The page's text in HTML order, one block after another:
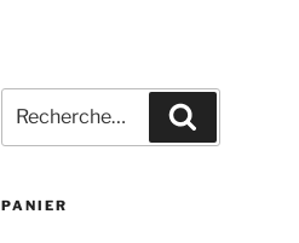
pour
:
PANIER